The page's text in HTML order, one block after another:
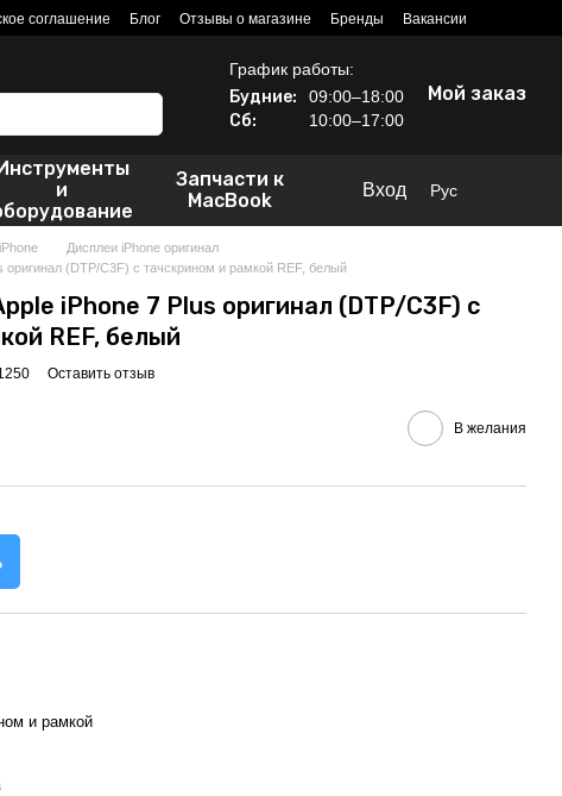
соглашение Блог Отзывы о магазине Бренды Вакансии
График работы:
Будние: 09:00–18:00
Сб: 10:00–17:00
Мой заказ
и
Запчасти к
MacBook
Вход Рус
Дисплеи iPhone оригинал
оригинал (DTP/C3F) с тачскрином и рамкой REF, белый
iPhone 7 Plus оригинал (DTP/C3F) с
REF, белый
Оставить отзыв
В желания
и рамкой